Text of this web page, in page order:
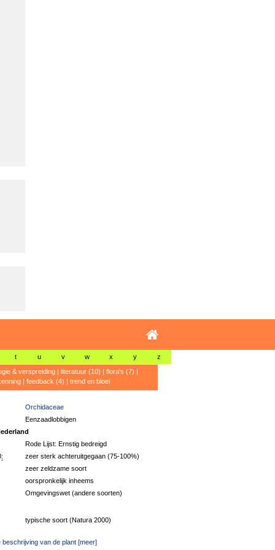
t u v w x y z
& verspreiding| literatuur (10) | flora's (7) |
| feedback (4) | trend en bloei
Orchidaceae
Eenzaadlobbigen
Rode Lijst: Ernstig bedreigd
zeer sterk achteruitgegaan (75-100%)
zeer zeldzame soort
oorspronkelijk inheems
Omgevingswet (andere soorten)
typische soort (Natura 2000)
beschrijving van de plant [meer]